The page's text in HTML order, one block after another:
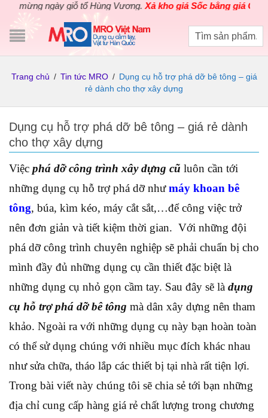
ngày giỗ tổ Hùng Vương.Xả kho giá Sốc bằng giá Gốccho
Trang chủ / Tin tức MRO / Dụng cụ hỗ trợ phá dỡ bê tông – giá
rẻ dành cho thợ xây dựng
Dụng cụ hỗ trợ phá dỡ bê tông – giá rẻ dành
cho thợ xây dựng
Việc phá dỡ công trình xây dựng cũ luôn cần tới
những dụng cụ hỗ trợ phá dỡ nhưmáy khoan bê
tông, búa, kìm kéo, máy cắt sắt,…để công việc trở
nên đơn giản và tiết kiệm thời gian. Với những đội
phá dỡ công trình chuyên nghiệp sẽ phải chuẩn bị cho
mình đầy đủ những dụng cụ cần thiết đặc biệt là
những dụng cụ nhỏ gọn cầm tay. Sau đây sẽ là dụng
cụ hỗ trợ phá dỡ bê tông mà dân xây dựng nên tham
khảo. Ngoài ra với những dụng cụ này bạn hoàn toàn
có thể sử dụng chúng với nhiều mục đích khác nhau
như sửa chữa, tháo lắp các thiết bị tại nhà rất tiện lợi.
Trong bài viết này chúng tôi sẽ chia sẻ tới bạn những
địa chỉ cung cấp hàng giá rẻ chất lượng trong chương